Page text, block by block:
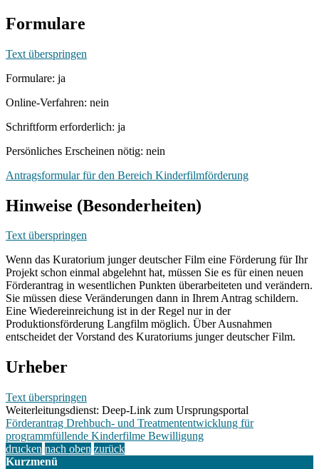
Formulare
Text überspringen
Formulare: ja
Online-Verfahren: nein
Schriftform erforderlich: ja
Persönliches Erscheinen nötig: nein
Antragsformular für den Bereich Kinderfilmförderung
Hinweise (Besonderheiten)
Text überspringen
Wenn das Kuratorium junger deutscher Film eine Förderung für Ihr
Projekt schon einmal abgelehnt hat, müssen Sie es für einen neuen
Förderantrag in wesentlichen Punkten überarbeiteten und verändern.
Sie müssen diese Veränderungen dann in Ihrem Antrag schildern.
Eine Wiedereinreichung ist in der Regel nur in der
Produktionsförderung Langfilm möglich. Über Ausnahmen
entscheidet der Vorstand des Kuratoriums junger deutscher Film.
Urheber
Text überspringen
Weiterleitungsdienst: Deep-Link zum Ursprungsportal
Förderantrag Drehbuch- und Treatmententwicklung für
programmfüllende Kinderfilme Bewilligung
drucken nach oben zurück
Kurzmenü